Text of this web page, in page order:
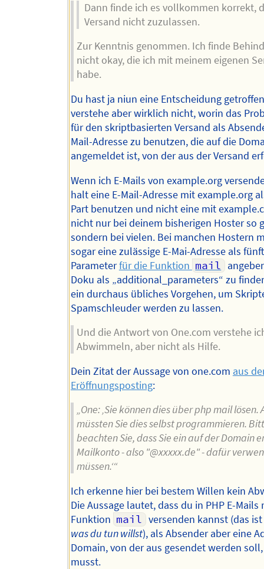
Dann finde ich es vollkommen korrekt,
Versand nicht zuzulassen.
Zur Kenntnis genommen. Ich finde
nicht okay, die ich mit meinem eigenen
habe.
Du hast ja niun eine Entscheidung
verstehe aber wirklich nicht, worin das
für den skriptbasierten Versand als
Mail-Adresse zu benutzen, die auf die
angemeldet ist, von der aus der Versand
Wenn ich E-Mails von example.org
halt eine E-Mail-Adresse mit example.org
Part benutzen und nicht eine mit
nicht nur bei deinem bisherigen Hoster so
sondern bei vielen. Bei manchen Hostern
sogar eine zulässige E-Mai-Adresse als
Parameterfür die Funktion mail
Doku als „additional_parameters“ zu
ein durchaus übliches Vorgehen, um
Spamschleuder werden zu lassen.
Und die Antwort von One.com verstehe
Abwimmeln, aber nicht als Hilfe.
Dein Zitat der Aussage von one.com aus
Eröffnungsposting:
„One: ‚Sie können dies über php mail lösen.
müssten Sie dies selbst programmieren.
beachten Sie, dass Sie ein auf der Domain
Mailkonto - also "@xxxxx.de" - dafür
müssen.‘“
Ich erkenne hier bei bestem Willen kein
Die Aussage lautet, dass du in PHP E-Mails
Funktion mail versenden kannst (das ist
was du tun willst), als Absender aber eine
Domain, von der aus gesendet werden
musst.